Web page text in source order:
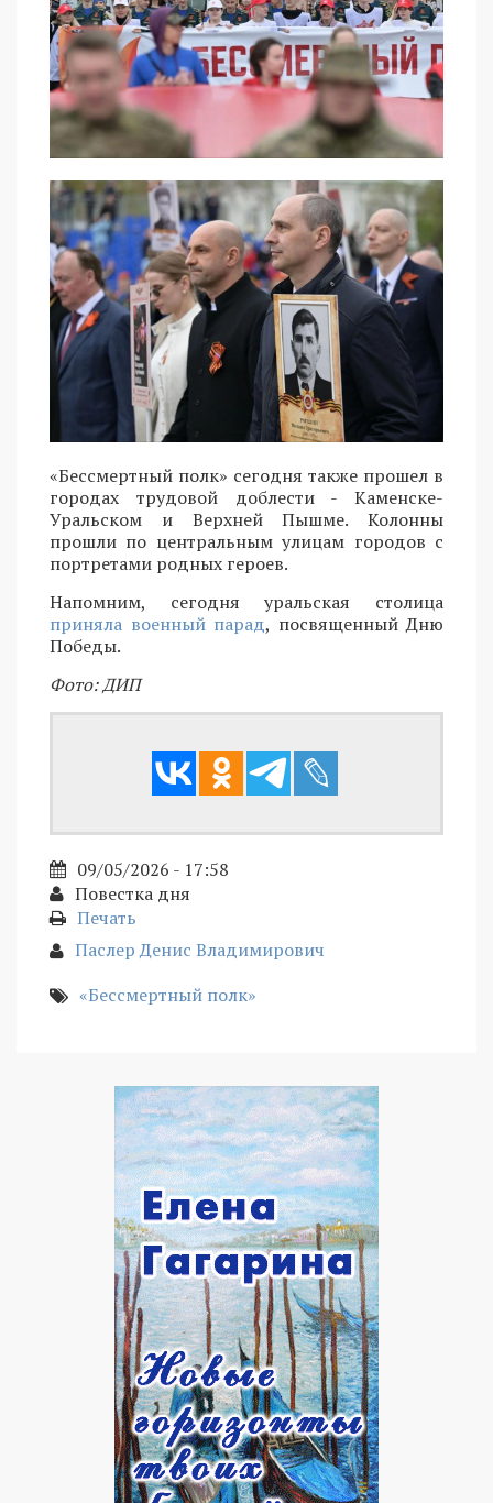
«Бессмертный полк» сегодня также прошел в
городах трудовой доблести - Каменске-
Уральском и Верхней Пышме. Колонны
прошли по центральным улицам городов с
портретами родных героев.
Напомним, сегодня уральская столица
приняла военный парад, посвященный Дню
Победы.
Фото: ДИП
09/05/2026 - 17:58
Повестка дня
Печать
Паслер Денис Владимирович
«Бессмертный полк»